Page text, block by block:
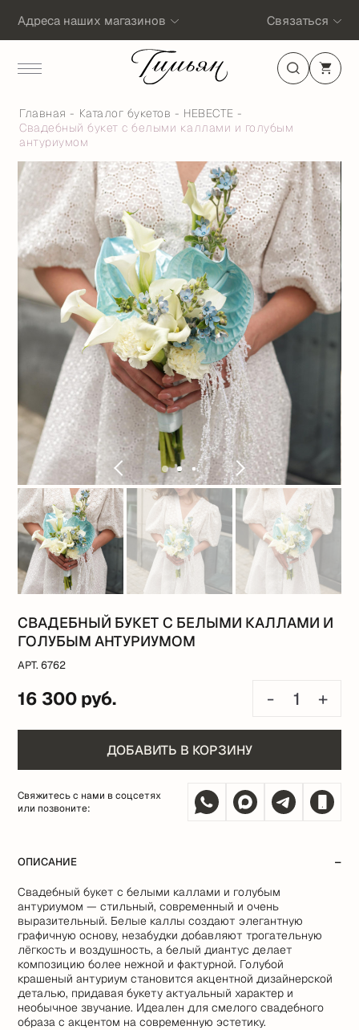
Адреса наших магазинов Связаться
Главная Каталог букетов
НЕВЕСТЕ
Свадебный букет с белыми каллами и голубым
антуриумом
СВАДЕБНЫЙ БУКЕТ С БЕЛЫМИ КАЛЛАМИ И
ГОЛУБЫМ АНТУРИУМОМ
АРТ. 6762
16 300 руб. - +
ДОБАВИТЬ В КОРЗИНУ
Свяжитесь с нами в соцсетях
или позвоните:
ОПИСАНИЕ
Свадебный букет с белыми каллами и голубым
антуриумом — стильный, современный и очень
выразительный. Белые каллы создают элегантную
графичную основу, незабудки добавляют трогательную
лёгкость и воздушность, а белый диантус делает
композицию более нежной и фактурной. Голубой
крашеный антуриум становится акцентной дизайнерской
деталью, придавая букету актуальный характер и
необычное звучание. Идеален для смелого свадебного
образа с акцентом на современную эстетику.